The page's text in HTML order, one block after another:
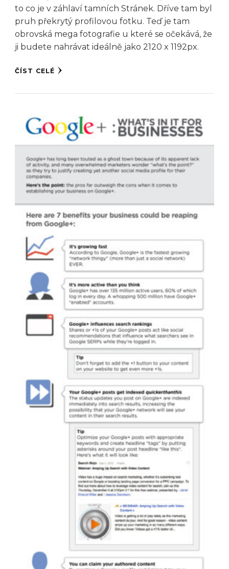
to co je v záhlaví tamních Stránek. Dříve tam byl
pruh překrytý profilovou fotku. Teď je tam
obrovská mega fotografie u které se očekává, že
ji budete nahrávat ideálně jako 2120 x 1192px.
ČÍST CELÉ